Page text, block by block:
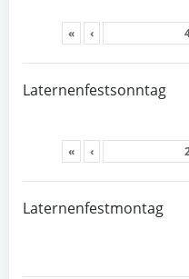
« ‹
Laternenfestsonntag
« ‹
Laternenfestmontag